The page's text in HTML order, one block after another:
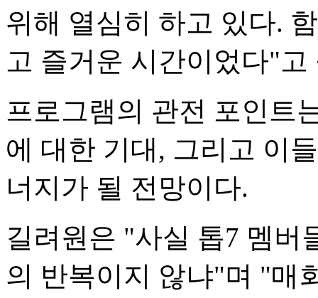
위해 열심히 하고 있다.
고 즐거운 시간이었다"고
프로그램의 관전 포인트
에 대한 기대, 그리고 이
너지가 될 전망이다.
길려원은 "사실 톱7 멤버
의 반복이지 않냐"며 "매